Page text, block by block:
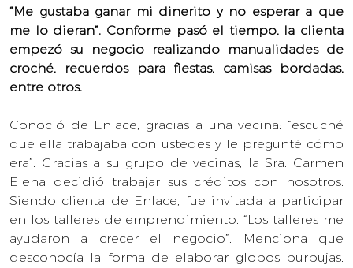
“Me gustaba ganar mi dinerito y no esperar a que
me lo dieran”. Conforme pasó el tiempo, la clienta
empezó su negocio realizando manualidades de
croché, recuerdos para fiestas, camisas bordadas,
entre otros.
Conoció de Enlace, gracias a una vecina: “escuché
que ella trabajaba con ustedes y le pregunté cómo
era”. Gracias a su grupo de vecinas, la Sra. Carmen
Elena decidió trabajar sus créditos con nosotros.
Siendo clienta de Enlace, fue invitada a participar
en los talleres de emprendimiento. “Los talleres me
ayudaron a crecer el negocio”. Menciona que
desconocía la forma de elaborar globos burbujas,